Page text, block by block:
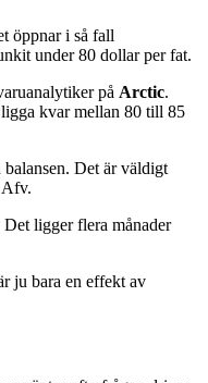
öppnar i så fall
under 80 dollar per fat.
på Arctic.
kvar mellan 80 till 85
Det är väldigt
Afv.
ligger flera månader
ju bara en effekt av